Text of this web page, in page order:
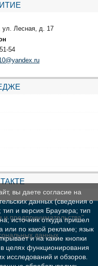
ул. Лесная, д. 17
54
предпринимательства"
данных
вы даете согласие на
данных (сведения о
и версия Браузера; тип
источник откуда пришел
или по какой рекламе; язык
и на какие кнопки
целях функционирования
исследований и обзоров.